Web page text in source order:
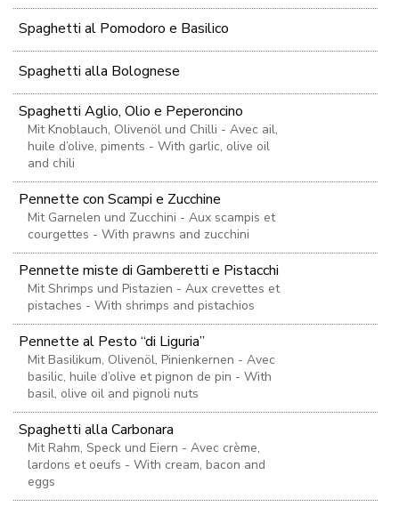
Spaghetti al Pomodoro e Basilico
Spaghetti alla Bolognese
Spaghetti Aglio, Olio e Peperoncino
Mit Knoblauch, Olivenöl und Chilli - Avec ail,
huile d’olive, piments - With garlic, olive oil
and chili
Pennette con Scampi e Zucchine
Mit Garnelen und Zucchini - Aux scampis et
courgettes - With prawns and zucchini
Pennette miste di Gamberetti e Pistacchi
Mit Shrimps und Pistazien - Aux crevettes et
pistaches - With shrimps and pistachios
Pennette al Pesto “di Liguria”
Mit Basilikum, Olivenöl, Pinienkernen - Avec
basilic, huile d’olive et pignon de pin - With
basil, olive oil and pignoli nuts
Spaghetti alla Carbonara
Mit Rahm, Speck und Eiern - Avec crème,
lardons et oeufs - With cream, bacon and
eggs